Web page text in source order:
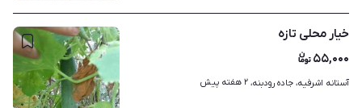
خیار محلی تازه
۵۵,۰۰۰
آستانه اشرفیه، جاده رودبنه، ۲ هفته پیش